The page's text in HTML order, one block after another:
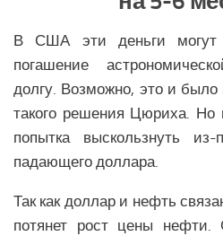
В США эти деньги могут
погашение
долгу. Возможно, это и
такого решения Цюриха. Но
попытка выскользнуть
падающего доллара.
Так как доллар и нефть
потянет рост цены нефти.